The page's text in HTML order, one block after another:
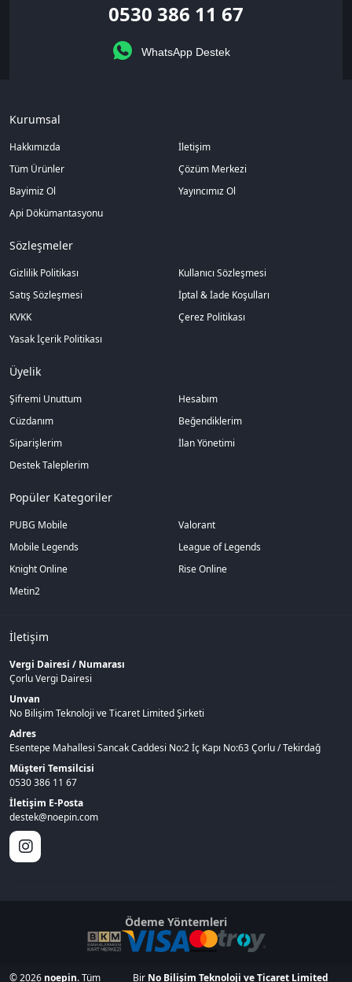
0530 386 11 67
WhatsApp Destek
Kurumsal
Hakkımızda
İletişim
Tüm Ürünler
Çözüm Merkezi
Bayimiz Ol
Yayıncımız Ol
Api Dökümantasyonu
Sözleşmeler
Gizlilik Politikası
Kullanıcı Sözleşmesi
Satış Sözleşmesi
İptal & İade Koşulları
KVKK
Çerez Politikası
Yasak İçerik Politikası
Üyelik
Şifremi Unuttum
Hesabım
Cüzdanım
Beğendiklerim
Siparişlerim
İlan Yönetimi
Destek Taleplerim
Popüler Kategoriler
PUBG Mobile
Valorant
Mobile Legends
League of Legends
Knight Online
Rise Online
Metin2
İletişim
Vergi Dairesi / Numarası
Çorlu Vergi Dairesi
Unvan
No Bilişim Teknoloji ve Ticaret Limited Şirketi
Adres
Esentepe Mahallesi Sancak Caddesi No:2 İç Kapı No:63 Çorlu / Tekirdağ
Müşteri Temsilcisi
0530 386 11 67
İletişim E-Posta
destek@noepin.com
Ödeme Yöntemleri
© 2026 noepin. Tüm Bir No Bilişim Teknoloji ve Ticaret Limited